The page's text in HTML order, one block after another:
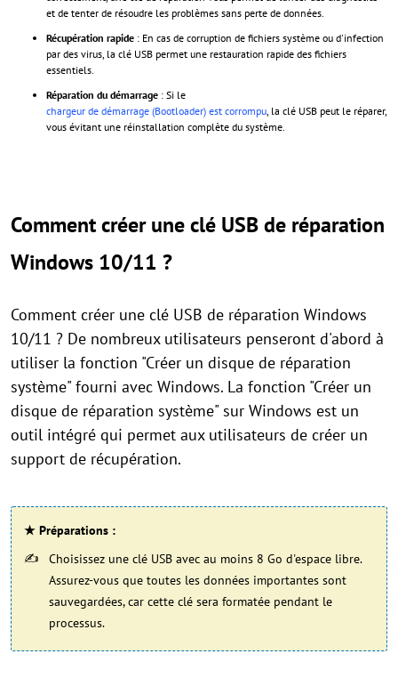
et de tenter de résoudre les problèmes sans perte de données.
Récupération rapide : En cas de corruption de fichiers système ou d'infection
par des virus, la clé USB permet une restauration rapide des fichiers
essentiels.
Réparation du démarrage : Si le
chargeur de démarrage (Bootloader) est corrompu, la clé USB peut le réparer,
vous évitant une réinstallation complète du système.
Comment créer une clé USB de réparation
Windows 10/11 ?
Comment créer une clé USB de réparation Windows
10/11 ? De nombreux utilisateurs penseront d'abord à
utiliser la fonction "Créer un disque de réparation
système" fourni avec Windows. La fonction "Créer un
disque de réparation système" sur Windows est un
outil intégré qui permet aux utilisateurs de créer un
support de récupération.
★ Préparations :
Choisissez une clé USB avec au moins 8 Go d'espace libre.
Assurez-vous que toutes les données importantes sont
sauvegardées, car cette clé sera formatée pendant le
processus.